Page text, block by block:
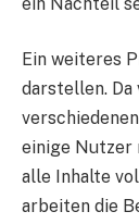
Ein weiteres
darstellen.
einige Nutzer
alle Inhalte
arbeiten die